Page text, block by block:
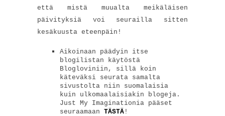
että mistä muualta meikäläisen
päivityksiä voi seurailla sitten
kesäkuusta eteenpäin!
Aikoinaan päädyin itse
blogilistan käytöstä
Blogloviniin, sillä koin
käteväksi seurata samalta
sivustolta niin suomalaisia
kuin ulkomaalaisiakin blogeja.
Just My Imaginationia pääset
seuraamaan TÄSTÄ !